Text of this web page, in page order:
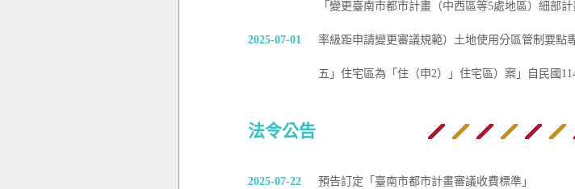
2025-07-01
「變更臺南市都市計畫（中西區等5處地區）細部
率級距申請變更審議規範）土地使用分區管制要點
五」住宅區為「住（申2）」住宅區）案」自民國
法令公告
2025-07-22 預告訂定「臺南市都市計畫審議收費標準」